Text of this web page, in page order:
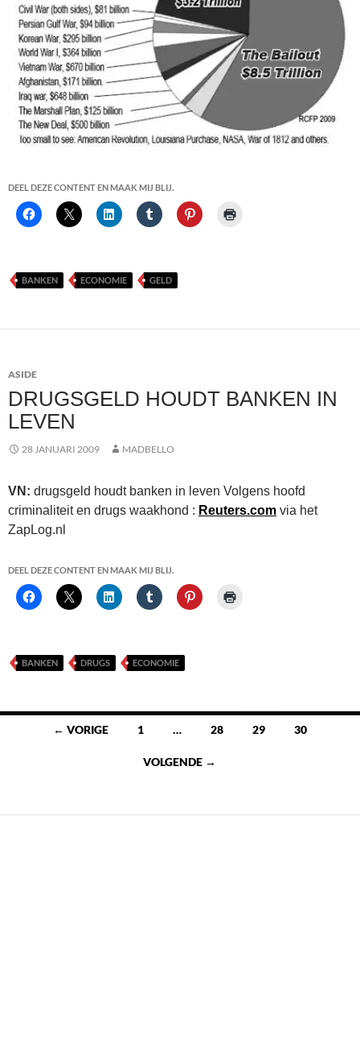
DEEL DEZE CONTENT EN MAAK MIJ BLIJ.
BANKEN ECONOMIE GELD
ASIDE
DRUGSGELD HOUDT BANKEN IN
LEVEN
28 JANUARI 2009 MADBELLO
VN: drugsgeld houdt banken in leven Volgens hoofd
criminaliteit en drugs waakhond : Reuters.com via het
ZapLog.nl
DEEL DEZE CONTENT EN MAAK MIJ BLIJ.
BANKEN DRUGS ECONOMIE
Berichten
← VORIGE 1 … 28 29 30
VOLGENDE →